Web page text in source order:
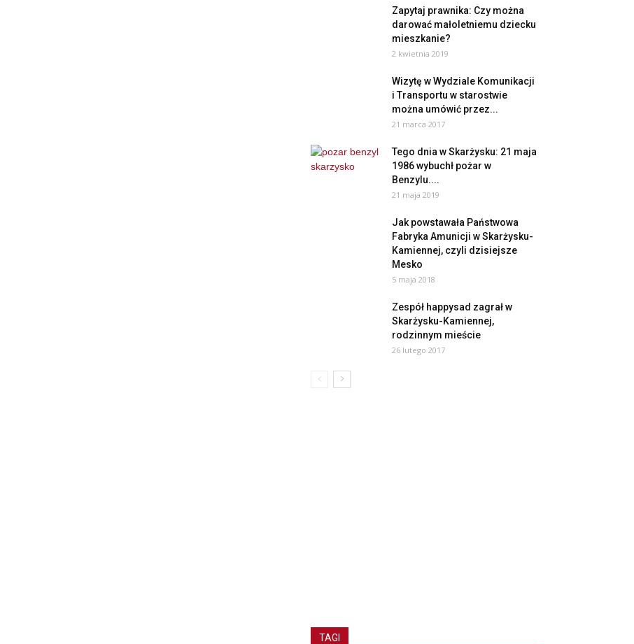
Zapytaj prawnika: Czy można
darować małoletniemu dziecku
mieszkanie?
2 kwietnia 2019
Wizytę w Wydziale Komunikacji
i Transportu w starostwie
można umówić przez...
21 marca 2017
Tego dnia w Skarżysku: 21 maja
1986 wybuchł pożar w
Benzylu....
21 maja 2019
Jak powstawała Państwowa
Fabryka Amunicji w Skarżysku-
Kamiennej, czyli dzisiejsze
Mesko
5 maja 2018
Zespół happysad zagrał w
Skarżysku-Kamiennej,
rodzinnym mieście
26 lutego 2017
TAGI